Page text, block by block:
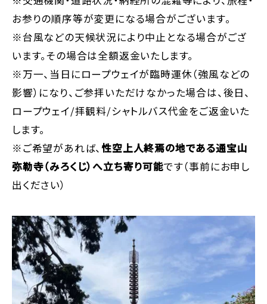
お参りの順序等が変更になる場合がございます。
※台風などの天候状況により中止となる場合がござ
います。その場合は全額返金いたします。
※万一、当日にロープウェイが臨時運休（強風などの
影響）になり、ご参拝いただけなかった場合は、後日、
ロープウェイ/拝観料/シャトルバス代金をご返金いた
します。
※ご希望があれば、性空上人終焉の地である通宝山
弥勒寺（みろくじ）へ立ち寄り可能です（事前にお申し
出ください）